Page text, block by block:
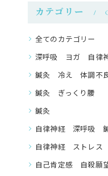
カテゴリー
全てのカテゴリー
深呼吸 ヨガ 自律
鍼灸 冷え 体調不
鍼灸 ぎっくり腰
鍼灸
自律神経 深呼吸
自律神経 ストレ
自己肯定感 自殺願